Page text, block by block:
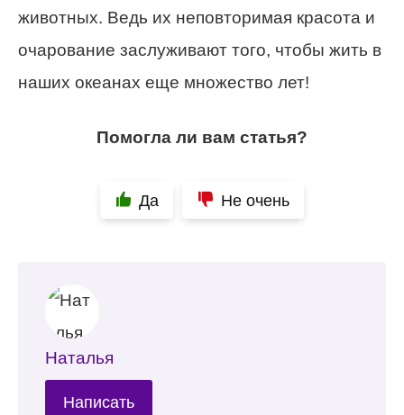
животных. Ведь их неповторимая красота и
очарование заслуживают того, чтобы жить в
наших океанах еще множество лет!
Помогла ли вам статья?
Да Не очень
Наталья
Написать